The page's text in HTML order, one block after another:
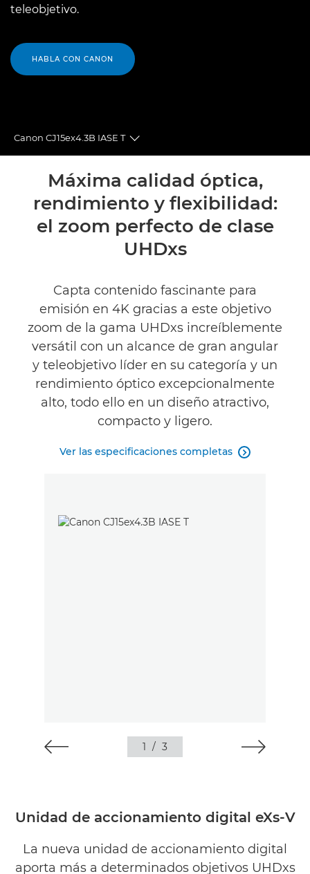
teleobjetivo.
HABLA CON CANON
Canon CJ15ex4.3B IASE T
Toggle breadcrumbs
Descripción general
Especificaciones
Máxima calidad óptica,
rendimiento y flexibilidad:
el zoom perfecto de clase
UHDxs
Capta contenido fascinante para
emisión en 4K gracias a este objetivo
zoom de la gama UHDxs increíblemente
versátil con un alcance de gran angular
y teleobjetivo líder en su categoría y un
rendimiento óptico excepcionalmente
alto, todo ello en un diseño atractivo,
compacto y ligero.
Ver las especificaciones completas 
1 / 3
Unidad de accionamiento digital eXs-V
La nueva unidad de accionamiento digital
aporta más a determinados objetivos UHDxs